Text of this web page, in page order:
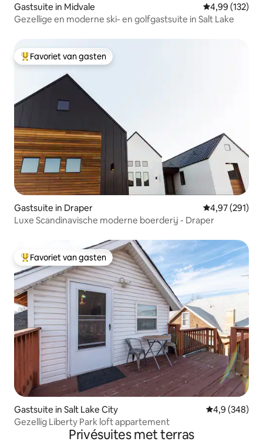
Gastsuite in Midvale Gemiddelde
4,99 (132)
Gezellige en moderne ski- en golfgastsuite in Salt Lake
Topfavoriet van gasten
Favoriet van gasten
Gastsuite in Draper Gemiddelde
4,97 (291)
Luxe Scandinavische moderne boerderij - Draper
Topfavoriet van gasten
Favoriet van gasten
Gastsuite in Salt Lake City Gemiddelde
4,9 (348)
Gezellig Liberty Park loft appartement
Privésuites met terras